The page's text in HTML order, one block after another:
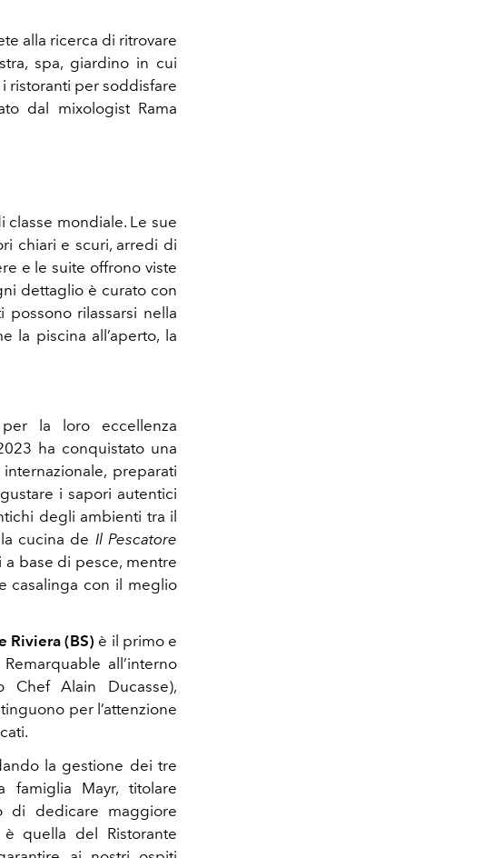
alla ricerca di ritrovare
spa, giardino in cui
ristoranti per soddisfare
dal mixologist Rama
mondiale. Le sue
chiari e scuri, arredi di
e le suite offrono viste
dettaglio è curato con
rilassarsi nella
la piscina all’aperto, la
la loro eccellenza
ha conquistato una
preparati
i sapori autentici
degli ambienti tra il
cucina de Il Pescatore
base di pesce, mentre
casalinga con il meglio
Riviera (BS) è il primo e
Remarquable all’interno
Chef Alain Ducasse),
per l’attenzione
la gestione dei tre
famiglia Mayr, titolare
di dedicare maggiore
quella del Ristorante